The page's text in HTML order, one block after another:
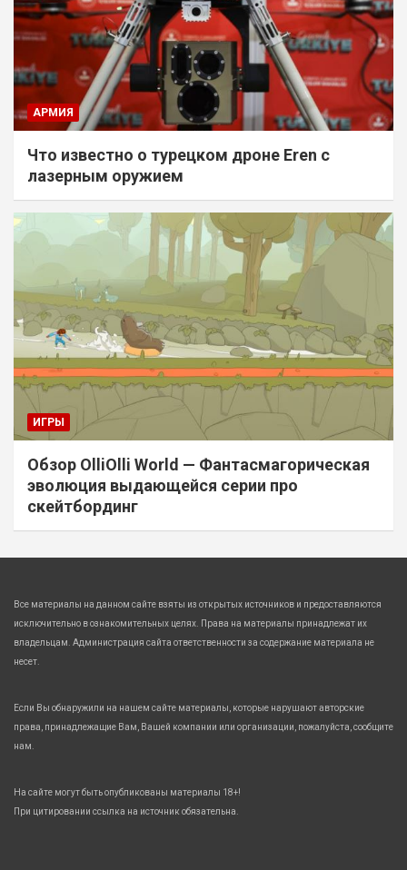
АРМИЯ
Что известно о турецком дроне Eren с
лазерным оружием
ИГРЫ
Обзор OlliOlli World — Фантасмагорическая
эволюция выдающейся серии про
скейтбординг
Все материалы на данном сайте взяты из открытых источников и предоставляются
исключительно в ознакомительных целях. Права на материалы принадлежат их
владельцам. Администрация сайта ответственности за содержание материала не
несет.
Если Вы обнаружили на нашем сайте материалы, которые нарушают авторские
права, принадлежащие Вам, Вашей компании или организации, пожалуйста, сообщите
нам.
На сайте могут быть опубликованы материалы 18+!
При цитировании ссылка на источник обязательна.